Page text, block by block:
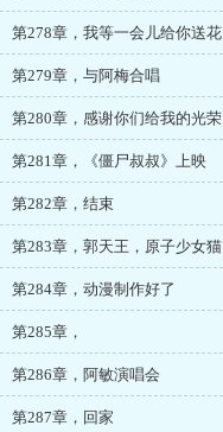
第278章，我等一会儿给你送花
第279章，与阿梅合唱
第280章，感谢你们给我的光荣
第281章，《僵尸叔叔》上映
第282章，结束
第283章，郭天王，原子少女猫
第284章，动漫制作好了
第285章，
第286章，阿敏演唱会
第287章，回家